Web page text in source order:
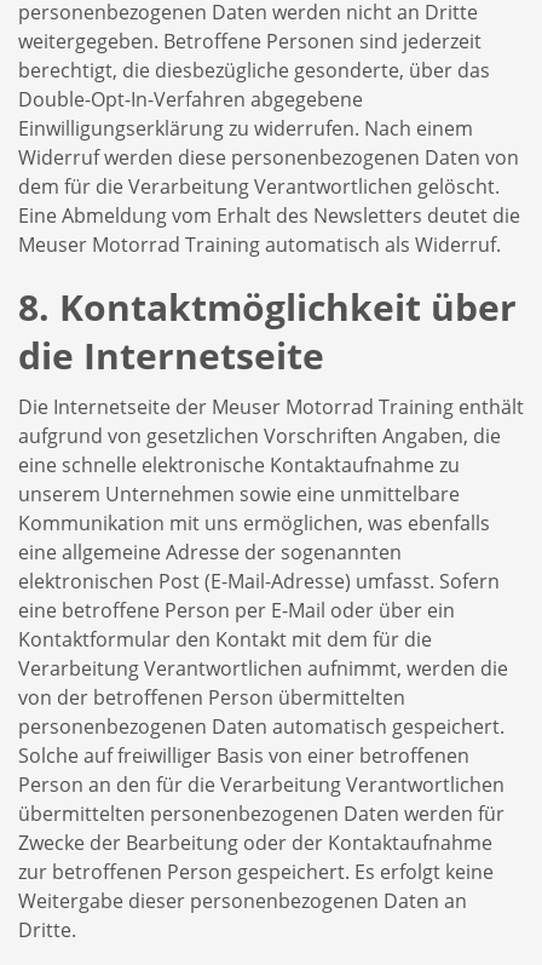
personenbezogenen Daten werden nicht an Dritte
weitergegeben. Betroffene Personen sind jederzeit
berechtigt, die diesbezügliche gesonderte, über das
Double-Opt-In-Verfahren abgegebene
Einwilligungserklärung zu widerrufen. Nach einem
Widerruf werden diese personenbezogenen Daten von
dem für die Verarbeitung Verantwortlichen gelöscht.
Eine Abmeldung vom Erhalt des Newsletters deutet die
Meuser Motorrad Training automatisch als Widerruf.
8. Kontaktmöglichkeit über
die Internetseite
Die Internetseite der Meuser Motorrad Training enthält
aufgrund von gesetzlichen Vorschriften Angaben, die
eine schnelle elektronische Kontaktaufnahme zu
unserem Unternehmen sowie eine unmittelbare
Kommunikation mit uns ermöglichen, was ebenfalls
eine allgemeine Adresse der sogenannten
elektronischen Post (E-Mail-Adresse) umfasst. Sofern
eine betroffene Person per E-Mail oder über ein
Kontaktformular den Kontakt mit dem für die
Verarbeitung Verantwortlichen aufnimmt, werden die
von der betroffenen Person übermittelten
personenbezogenen Daten automatisch gespeichert.
Solche auf freiwilliger Basis von einer betroffenen
Person an den für die Verarbeitung Verantwortlichen
übermittelten personenbezogenen Daten werden für
Zwecke der Bearbeitung oder der Kontaktaufnahme
zur betroffenen Person gespeichert. Es erfolgt keine
Weitergabe dieser personenbezogenen Daten an
Dritte.